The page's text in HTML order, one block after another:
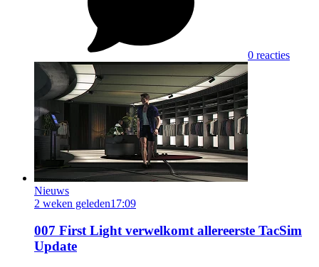
0 reacties
Nieuws
2 weken geleden17:09
007 First Light verwelkomt allereerste TacSim
Update